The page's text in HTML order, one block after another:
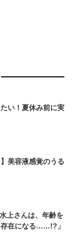
い！夏休み前に実
美容液感覚のうる
上さんは、年齢を
存在になる……!?」